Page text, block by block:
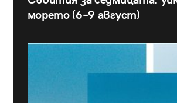
морето (6–9 август)